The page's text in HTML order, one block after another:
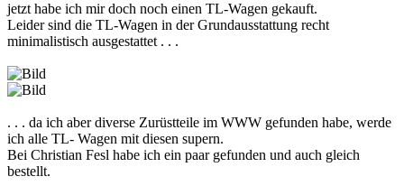
jetzt habe ich mir doch noch einen TL-Wagen gekauft.
Leider sind die TL-Wagen in der Grundausstattung recht
minimalistisch ausgestattet . . .
. . . da ich aber diverse Zurüstteile im WWW gefunden habe, werde
ich alle TL- Wagen mit diesen supern.
Bei Christian Fesl habe ich ein paar gefunden und auch gleich
bestellt.